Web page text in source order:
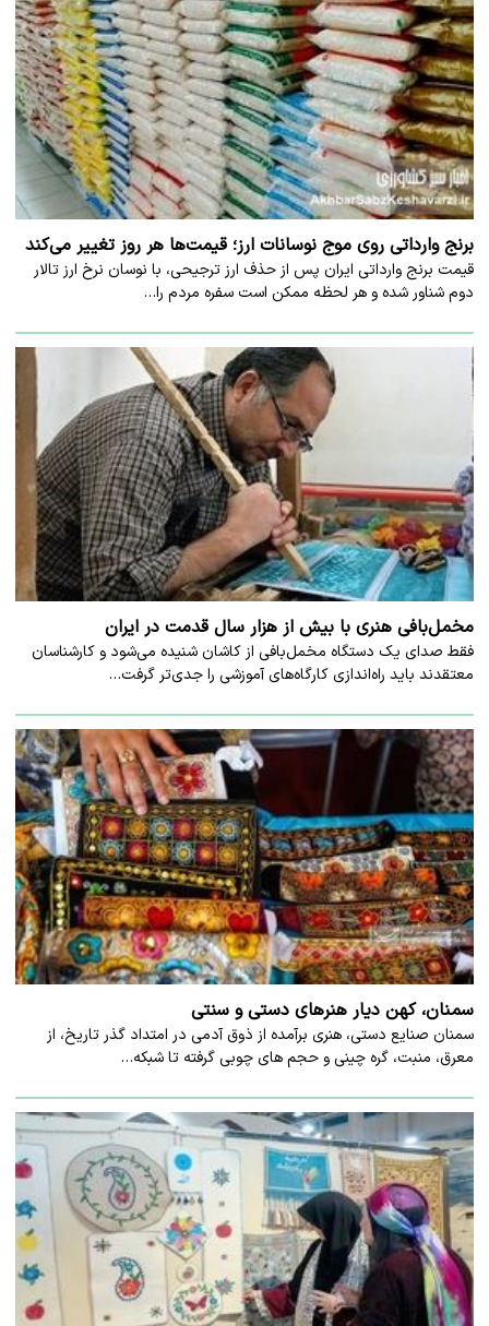
برنج وارداتی روی موج نوسانات ارز؛ قیمت‌ها هر روز تغییر می‌کند
قیمت برنج وارداتی ایران پس از حذف ارز ترجیحی، با نوسان نرخ ارز تالار
دوم شناور شده و هر لحظه ممکن است سفره مردم را…
مخمل‌بافی هنری با بیش از هزار سال قدمت در ایران
فقط صدای یک دستگاه مخمل‌بافی از کاشان شنیده می‌شود و کارشناسان
معتقدند باید راه‌اندازی کارگاه‌های آموزشی را جدی‌تر گرفت…
سمنان، کهن دیار هنرهای دستی و سنتی
سمنان صنایع دستی، هنری برآمده از ذوق آدمی در امتداد گذر تاریخ، از
معرق، منبت، گره چینی و حجم های چوبی گرفته تا شبکه…